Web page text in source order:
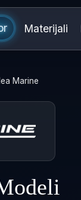
Materijali
Marine